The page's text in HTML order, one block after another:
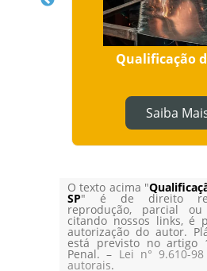
Qualificação
Saiba
O texto acima "
SP" é de direito
reprodução, parcial
citando nossos links, é
autorização do autor.
está previsto no artigo
Penal. – Lei n° 9.610-
autorais.